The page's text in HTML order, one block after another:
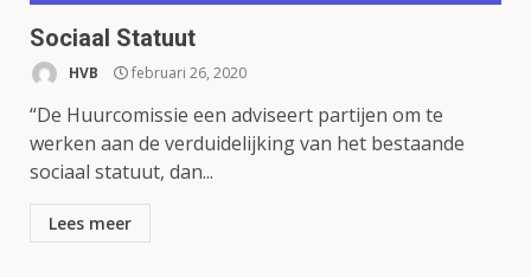
Sociaal Statuut
HVB februari 26, 2020
“De Huurcomissie een adviseert partijen om te
werken aan de verduidelijking van het bestaande
sociaal statuut, dan...
Lees meer